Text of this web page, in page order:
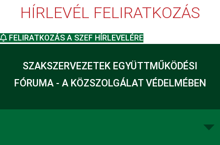
HÍRLEVÉL FELIRATKOZÁS
FELIRATKOZÁS A SZEF HÍRLEVELÉRE
SZAKSZERVEZETEK EGYÜTTMŰKÖDÉSI
FÓRUMA - A KÖZSZOLGÁLAT VÉDELMÉBEN